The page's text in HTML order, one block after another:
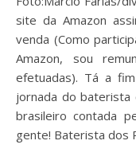
site da Amazon
venda (Como
Amazon, sou
efetuadas). Tá a
jornada do baterista
brasileiro contada
gente! Baterista dos